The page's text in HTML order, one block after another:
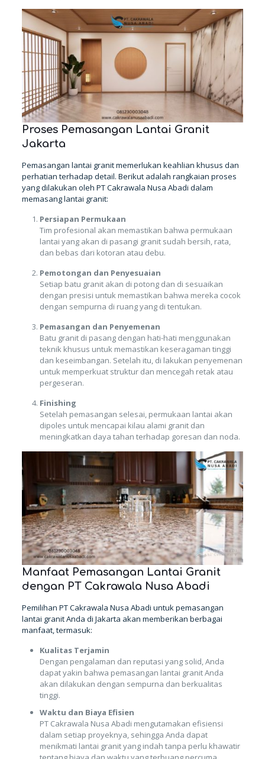
Proses Pemasangan Lantai Granit
Jakarta
Pemasangan lantai granit memerlukan keahlian khusus dan
perhatian terhadap detail. Berikut adalah rangkaian proses
yang dilakukan oleh PT Cakrawala Nusa Abadi dalam
memasang lantai granit:
Persiapan Permukaan
Tim profesional akan memastikan bahwa permukaan
lantai yang akan di pasangi granit sudah bersih, rata,
dan bebas dari kotoran atau debu.
Pemotongan dan Penyesuaian
Setiap batu granit akan di potong dan di sesuaikan
dengan presisi untuk memastikan bahwa mereka cocok
dengan sempurna di ruang yang di tentukan.
Pemasangan dan Penyemenan
Batu granit di pasang dengan hati-hati menggunakan
teknik khusus untuk memastikan keseragaman tinggi
dan keseimbangan. Setelah itu, di lakukan penyemenan
untuk memperkuat struktur dan mencegah retak atau
pergeseran.
Finishing
Setelah pemasangan selesai, permukaan lantai akan
dipoles untuk mencapai kilau alami granit dan
meningkatkan daya tahan terhadap goresan dan noda.
Manfaat Pemasangan Lantai Granit
dengan PT Cakrawala Nusa Abadi
Pemilihan PT Cakrawala Nusa Abadi untuk pemasangan
lantai granit Anda di Jakarta akan memberikan berbagai
manfaat, termasuk:
Kualitas Terjamin
Dengan pengalaman dan reputasi yang solid, Anda
dapat yakin bahwa pemasangan lantai granit Anda
akan dilakukan dengan sempurna dan berkualitas
tinggi.
Waktu dan Biaya Efisien
PT Cakrawala Nusa Abadi mengutamakan efisiensi
dalam setiap proyeknya, sehingga Anda dapat
menikmati lantai granit yang indah tanpa perlu khawatir